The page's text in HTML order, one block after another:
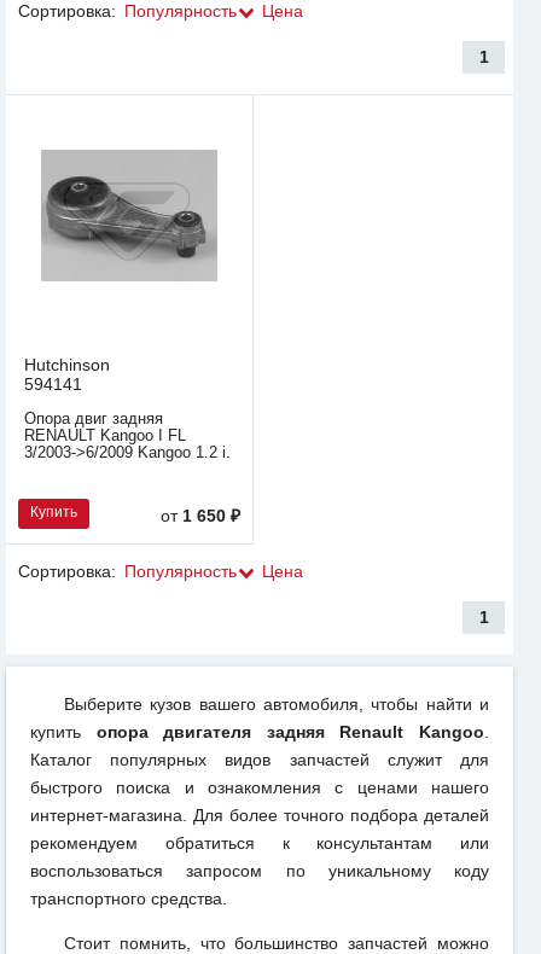
Сортировка: Популярность Цена
1
Hutchinson
594141
Опора двиг задняя
RENAULT Kangoo I FL
3/2003->6/2009 Kangoo 1.2 i.
Купить от 1 650 ₽
Сортировка: Популярность Цена
1
Выберите кузов вашего автомобиля, чтобы найти и
купить опора двигателя задняя Renault Kangoo
Каталог популярных видов запчастей служит для
быстрого поиска и ознакомления с ценами нашего
интернет-магазина. Для более точного подбора деталей
рекомендуем обратиться к консультантам или
воспользоваться запросом по уникальному коду
транспортного средства.
Стоит помнить, что большинство запчастей можно